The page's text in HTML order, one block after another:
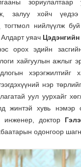
залуу хойч
тогтмол нийлүүлж
уяач
орох эдийн
хайгуулын ажлыг
нэр
уул уурхайг
жинтэй хувь нэмэр
инженер, доктор
одонгоор